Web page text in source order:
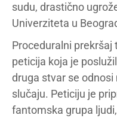
sudu, drastično
Univerziteta u
Proceduralni prekršaj
peticija koja je
druga stvar se
slučaju. Peticiju je
fantomska grupa